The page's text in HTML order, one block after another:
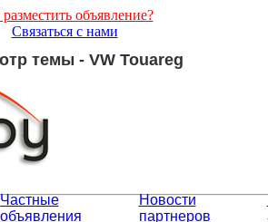
объявление?
Связаться с нами
темы - VW Touareg
Частные
объявления
Новости
партнеров